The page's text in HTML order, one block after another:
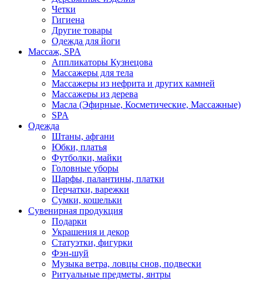
Четки
Гигиена
Другие товары
Одежда для йоги
Массаж, SPA
Аппликаторы Кузнецова
Массажеры для тела
Массажеры из нефрита и других камней
Массажеры из дерева
Масла (Эфирные, Косметические, Массажные)
SPA
Одежда
Штаны, афгани
Юбки, платья
Футболки, майки
Головные уборы
Шарфы, палантины, платки
Перчатки, варежки
Сумки, кошельки
Сувенирная продукция
Подарки
Украшения и декор
Статуэтки, фигурки
Фэн-шуй
Музыка ветра, ловцы снов, подвески
Ритуальные предметы, янтры